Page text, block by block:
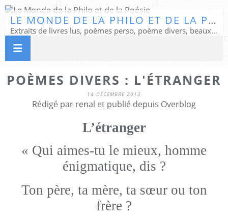
LE MONDE DE LA PHILO ET DE LA POÉSIE
Extraits de livres lus, poèmes perso, poème divers, beaux textes...
POÈMES DIVERS : L'ÉTRANGER
14 DÉCEMBRE 2013
Rédigé par renal et publié depuis Overblog
L’étranger
« Qui aimes-tu le mieux, homme
énigmatique, dis ?
Ton père, ta mère, ta sœur ou ton
frère ?